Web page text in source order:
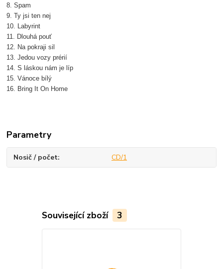
8. Spam
9. Ty jsi ten nej
10. Labyrint
11. Dlouhá pouť
12. Na pokraji sil
13. Jedou vozy prérií
14. S láskou nám je líp
15. Vánoce bílý
16. Bring It On Home
Parametry
Nosič / počet CD/1
Související zboží 3